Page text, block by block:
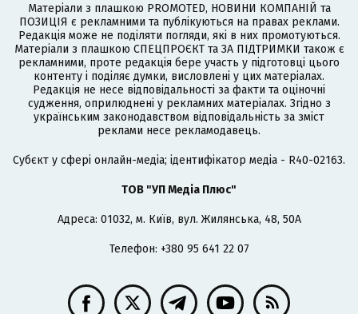
Матеріали з плашкою PROMOTED, НОВИНИ КОМПАНІЙ та
ПОЗИЦІЯ є рекламними та публікуються на правах реклами.
Редакція може не поділяти погляди, які в них промотуються.
Матеріали з плашкою СПЕЦПРОЄКТ та ЗА ПІДТРИМКИ також є
рекламними, проте редакція бере участь у підготовці цього
контенту і поділяє думки, висловлені у цих матеріалах.
Редакція не несе відповідальності за факти та оціночні
судження, оприлюднені у рекламних матеріалах. Згідно з
українським законодавством відповідальність за зміст
реклами несе рекламодавець.
Cубєкт у сфері онлайн-медіа; ідентифікатор медіа - R40-02163.
ТОВ "УП Медіа Плюс"
Адреса: 01032, м. Київ, вул. Жилянська, 48, 50А
Телефон: +380 95 641 22 07